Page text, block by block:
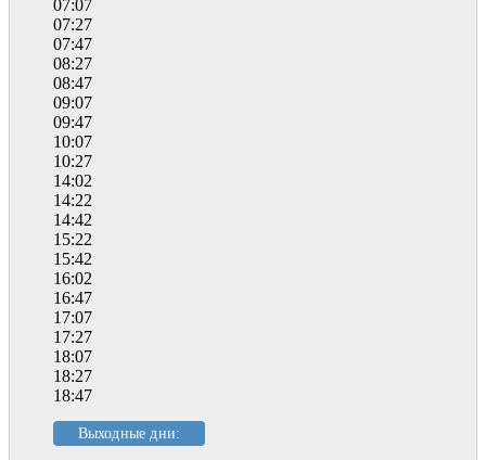
07:07
07:27
07:47
08:27
08:47
09:07
09:47
10:07
10:27
14:02
14:22
14:42
15:22
15:42
16:02
16:47
17:07
17:27
18:07
18:27
18:47
Выходные дни: